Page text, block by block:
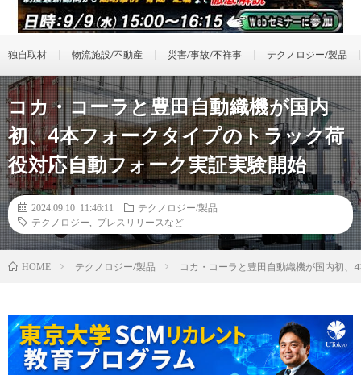
独自取材 物流施設/不動産 災害/事故/不祥事 テクノロジー/製品
コカ・コーラと豊田自動織機が国内
初、4本フォークタイプのトラック荷
役対応自動フォーク実証実験開始
2024.09.10 11:46:11
テクノロジー/製品
テクノロジー
プレスリリースなど
HOME テクノロジー/製品 コカ・コーラと豊田自動織機が国内初、